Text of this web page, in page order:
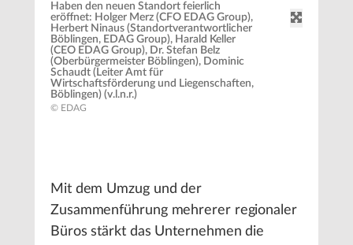
Haben den neuen Standort feierlich
eröffnet: Holger Merz (CFO EDAG Group),
Herbert Ninaus (Standortverantwortlicher
Böblingen, EDAG Group), Harald Keller
(CEO EDAG Group), Dr. Stefan Belz
(Oberbürgermeister Böblingen), Dominic
Schaudt (Leiter Amt für
Wirtschaftsförderung und Liegenschaften,
Böblingen) (v.l.n.r.)
© EDAG
Mit dem Umzug und der
Zusammenführung mehrerer regionaler
Büros stärkt das Unternehmen die